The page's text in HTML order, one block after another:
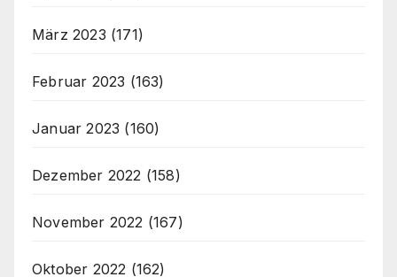
März 2023 (171)
Februar 2023 (163)
Januar 2023 (160)
Dezember 2022 (158)
November 2022 (167)
Oktober 2022 (162)